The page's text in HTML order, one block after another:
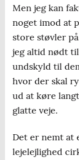
Men jeg kan
noget imod at
store støvler
jeg altid nødt til
undskyld til
hvor der skal
ud at køre
glatte veje.
Det er nemt at
lejelejlighed